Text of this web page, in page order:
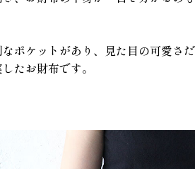
ポケットがあり、見た目の可愛さだ
たお財布です。